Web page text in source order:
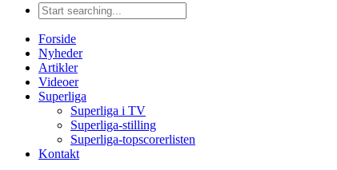
Forside
Nyheder
Artikler
Videoer
Superliga
Superliga i TV
Superliga-stilling
Superliga-topscorerlisten
Kontakt